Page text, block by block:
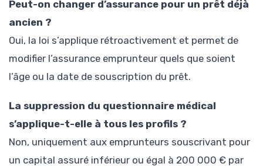
Peut-on changer d’assurance pour un prêt déjà
ancien ?
Oui, la loi s’applique rétroactivement et permet de
modifier l’assurance emprunteur quels que soient
l’âge ou la date de souscription du prêt.
La suppression du questionnaire médical
s’applique-t-elle à tous les profils ?
Non, uniquement aux emprunteurs souscrivant pour
un capital assuré inférieur ou égal à 200 000 € par